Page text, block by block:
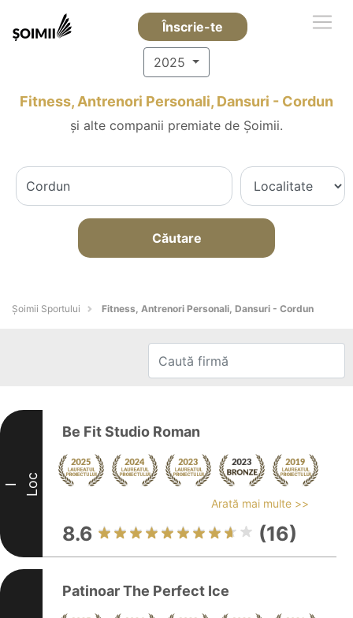
Înscrie-te
2025
Fitness, Antrenori Personali, Dansuri - Cordun
și alte companii premiate de Șoimii.
Căutare
Șoimii Sportului Fitness, Antrenori Personali, Dansuri - Cordun
I Loc
Be Fit Studio Roman
Arată mai multe >>
8.6 (16)
Patinoar The Perfect Ice